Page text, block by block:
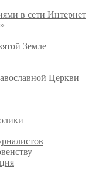
в сети Интернет
Земле
Церкви